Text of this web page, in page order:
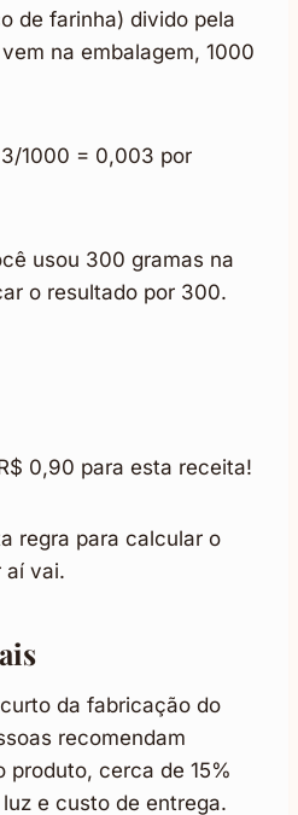
de farinha) divido pela
na embalagem, 1000
1000 = 0,003 por
usou 300 gramas na
o resultado por 300.
0,90 para esta receita!
regra para calcular o
aí vai.
da fabricação do
recomendam
produto, cerca de 15%
e custo de entrega.